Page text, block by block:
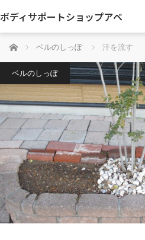
ボディサポートショップアベ
ホーム ベルのしっぽ 汗を流す
ベルのしっぽ